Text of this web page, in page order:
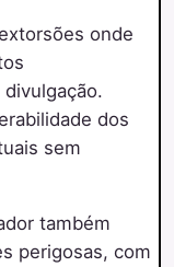
onde
dos
sem
também
perigosas, com